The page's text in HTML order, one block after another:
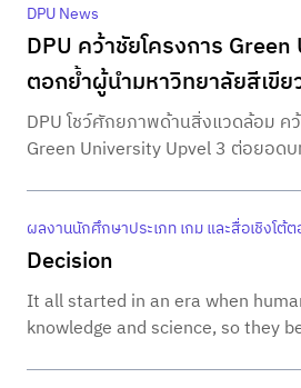
DPU News
DPU คว้าชัยโครงการ
ตอกย้ำผู้นำมหาวิทยาลัยสีเขีย
DPU โชว์ศักยภาพด้านสิ่งแวดล้อม ค
Green University Upvel 3 ต่อยอด
ผลงานนักศึกษาประเภท เกม และสื่อเชิงโต้
Decision
It all started in an era when
knowledge and science, so they